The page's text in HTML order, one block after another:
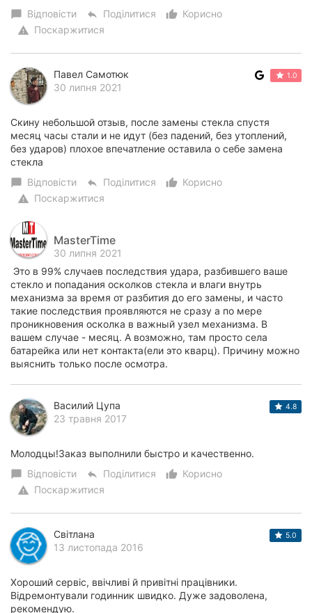
chat_bubble Відповісти reply Поділитися thumb_up_alt
Корисно
warning Поскаржитися
Павел Самотюк
30 липня 2021
1.0
Скину небольшой отзыв, после замены стекла спустя
месяц часы стали и не идут (без падений, без утоплений,
без ударов) плохое впечатление оставила о себе замена
стекла
chat_bubble Відповісти reply Поділитися thumb_up_alt
Корисно
warning Поскаржитися
MasterTime
30 липня 2021
Это в 99% случаев последствия удара, разбившего ваше
стекло и попадания осколков стекла и влаги внутрь
механизма за время от разбития до его замены, и часто
такие последствия проявляются не сразу а по мере
проникновения осколка в важный узел механизма. В
вашем случае - месяц. А возможно, там просто села
батарейка или нет контакта(ели это кварц). Причину можно
выяснить только после осмотра.
Василий Цупа
23 травня 2017
4.8
Молодцы!Заказ выполнили быстро и качественно.
chat_bubble Відповісти reply Поділитися thumb_up_alt
Корисно
warning Поскаржитися
Світлана
13 листопада 2016
5.0
Хороший сервіс, ввічливі й привітні працівники.
Відремонтували годинник швидко. Дуже задоволена,
рекомендую.